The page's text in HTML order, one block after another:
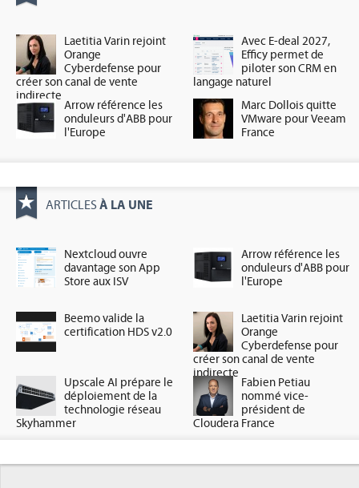
Laetitia Varin rejoint
Orange
Cyberdefense pour
créer son canal de vente
indirecte
Avec E-deal 2027,
Efficy permet de
piloter son CRM en
langage naturel
Arrow référence les
onduleurs d'ABB pour
l'Europe
Marc Dollois quitte
VMware pour Veeam
France
ARTICLES À LA UNE
Nextcloud ouvre
davantage son App
Store aux ISV
Arrow référence les
onduleurs d'ABB pour
l'Europe
Beemo valide la
certification HDS v2.0
Laetitia Varin rejoint
Orange
Cyberdefense pour
créer son canal de vente
indirecte
Upscale AI prépare le
déploiement de la
technologie réseau
Skyhammer
Fabien Petiau
nommé vice-
président de
Cloudera France